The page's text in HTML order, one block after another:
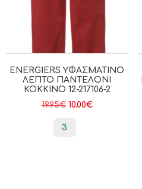
ENERGIERS ΥΦΑΣΜΆΤΙΝΟ
ΛΕΠΤΌ ΠΑΝΤΕΛΌΝΙ
ΚΟΚΚΙΝΟ 12-217106-2
19.95€ 10.00€
3